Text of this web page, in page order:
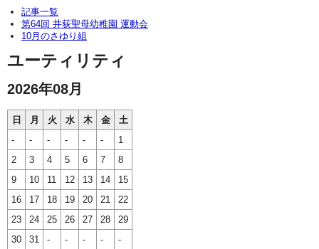
記事一覧
第64回 井荻聖母幼稚園 運動会
10月のさゆり組
ユーティリティ
2026年08月
日 月 火 水 木 金
土
-
- - - - -
1
2
3 4 5 6 7
8
9
10 11 12 13 14
15
16
17 18 19 20 21
22
23
24 25 26 27 28
29
30
31 - - - - -